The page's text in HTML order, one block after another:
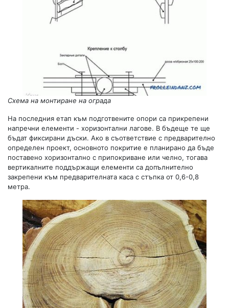
Схема на монтиране на ограда
На последния етап към подготвените опори са прикрепени
напречни елементи - хоризонтални лагове. В бъдеще те ще
бъдат фиксирани дъски. Ако в съответствие с предварително
определен проект, основното покритие е планирано да бъде
поставено хоризонтално с припокриване или челно, тогава
вертикалните поддържащи елементи са допълнително
закрепени към предварителната каса с стъпка от 0,6-0,8
метра.